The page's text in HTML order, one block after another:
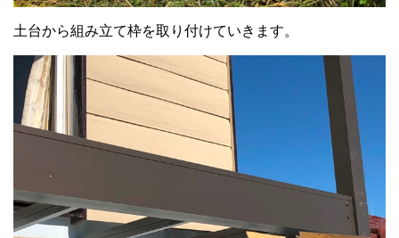
土台から組み立て枠を取り付けていきます。